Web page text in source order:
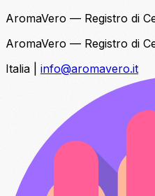
AromaVero — Registro di
AromaVero — Registro di
Italia
info@aromavero.it